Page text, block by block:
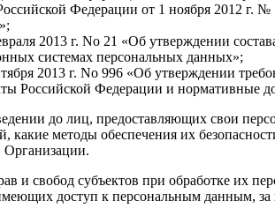
Федерации от 1 ноября 2012
2013 г. No 21 «Об утверждении
системах персональных данных»;
2013 г. No 996 «Об утверждении
Российской Федерации и нормативные
до лиц, предоставляющих свои
какие методы обеспечения их
Организации.
и свобод субъектов при обработке их
доступ к персональным данным,